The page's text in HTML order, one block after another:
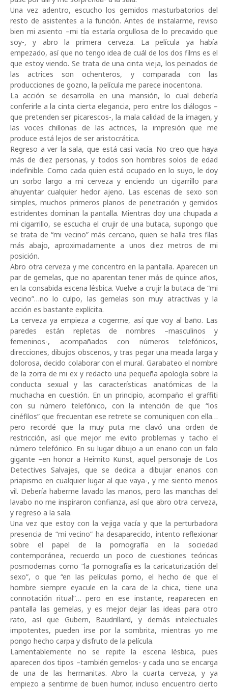
Una vez adentro, escucho los gemidos masturbatorios del
resto de asistentes a la función. Antes de instalarme, reviso
bien mi asiento –mi tía estaría orgullosa de lo precavido que
soy-, y abro la primera cerveza. La película ya había
empezado, así que no tengo idea de cuál de los dos films es el
que estoy viendo. Se trata de una cinta vieja, los peinados de
las actrices son ochenteros, y comparada con las
producciones de gozno, la película me parece inocentona.
La acción se desarrolla en una mansión, lo cual debería
conferirle a la cinta cierta elegancia, pero entre los diálogos –
que pretenden ser picarescos-, la mala calidad de la imagen, y
las voces chillonas de las actrices, la impresión que me
produce está lejos de ser aristocrática.
Regreso a ver la sala, que está casi vacía. No creo que haya
más de diez personas, y todos son hombres solos de edad
indefinible. Como cada quien está ocupado en lo suyo, le doy
un sorbo largo a mi cerveza y enciendo un cigarrillo para
ahuyentar cualquier hedor ajeno. Las escenas de sexo son
simples, muchos primeros planos de penetración y gemidos
estridentes dominan la pantalla. Mientras doy una chupada a
mi cigarrillo, se escucha el crujir de una butaca, supongo que
se trata de “mi vecino” más cercano, quien se halla tres filas
más abajo, aproximadamente a unos diez metros de mi
posición.
Abro otra cerveza y me concentro en la pantalla. Aparecen un
par de gemelas, que no aparentan tener más de quince años,
en la consabida escena lésbica. Vuelve a crujir la butaca de “mi
vecino”…no lo culpo, las gemelas son muy atractivas y la
acción es bastante explícita.
La cerveza ya empieza a cogerme, así que voy al baño. Las
paredes están repletas de nombres –masculinos y
femeninos-, acompañados con números telefónicos,
direcciones, dibujos obscenos, y tras pegar una meada larga y
dolorosa, decido colaborar con el mural. Garabateo el nombre
de la zorra de mi ex y redacto una pequeña apología sobre la
conducta sexual y las características anatómicas de la
muchacha en cuestión. En un principio, acompaño el graffiti
con su número telefónico, con la intención de que “los
cinéfilos” que frecuentan ese retrete se comuniquen con ella…
pero recordé que la muy puta me clavó una orden de
restricción, así que mejor me evito problemas y tacho el
número telefónico. En su lugar dibujo a un enano con un falo
gigante –en honor a Heimito Künst, aquel personaje de Los
Detectives Salvajes, que se dedica a dibujar enanos con
priapismo en cualquier lugar al que vaya-, y me siento menos
vil. Debería haberme lavado las manos, pero las manchas del
lavabo no me inspiraron confianza, así que abro otra cerveza,
y regreso a la sala.
Una vez que estoy con la vejiga vacía y que la perturbadora
presencia de “mi vecino” ha desaparecido, intento reflexionar
sobre el papel de la pornografía en la sociedad
contemporánea, recuerdo un poco de cuestiones teóricas
posmodernas como “la pornografía es la caricaturización del
sexo”, o que “en las películas porno, el hecho de que el
hombre siempre eyacule en la cara de la chica, tiene una
connotación ritual”… pero en ese instante, reaparecen en
pantalla las gemelas, y es mejor dejar las ideas para otro
rato, así que Gubern, Baudrillard, y demás intelectuales
impotentes, pueden irse por la sombrita, mientras yo me
pongo hecho carpa y disfruto de la película.
Lamentablemente no se repite la escena lésbica, pues
aparecen dos tipos –también gemelos- y cada uno se encarga
de una de las hermanitas. Abro la cuarta cerveza, y ya
empiezo a sentirme de buen humor, incluso encuentro cierto